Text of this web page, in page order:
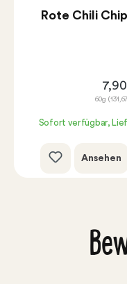
Rote Chili
60g
Sofort verfügbar,
Ansehen